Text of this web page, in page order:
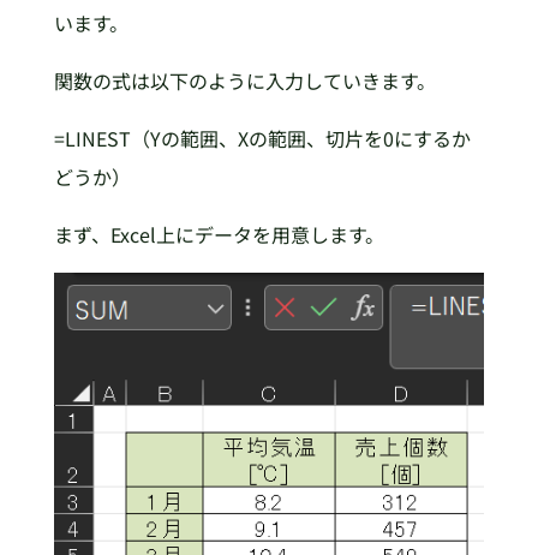
います。
関数の式は以下のように入力していきます。
=LINEST（Yの範囲、Xの範囲、切片を0にするか
どうか）
まず、Excel上にデータを用意します。